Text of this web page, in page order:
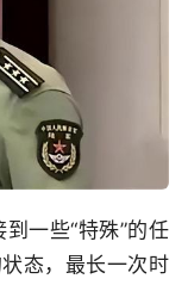
一些“特殊”的任
态，最长一次时